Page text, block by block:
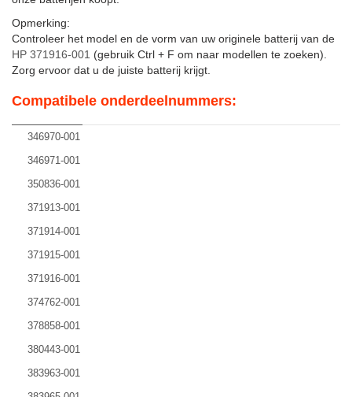
Opmerking:
Controleer het model en de vorm van uw originele batterij van de
HP 371916-001 (gebruik Ctrl + F om naar modellen te zoeken).
Zorg ervoor dat u de juiste batterij krijgt.
Compatibele onderdeelnummers:
346970-001
346971-001
350836-001
371913-001
371914-001
371915-001
371916-001
374762-001
378858-001
380443-001
383963-001